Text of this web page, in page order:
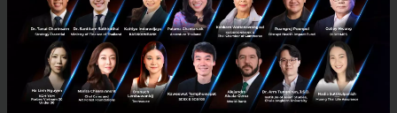
พฤศจิกายน 21, 2017| By
Techsauce Team
Peter Thiel Y Combinator Venture Capital